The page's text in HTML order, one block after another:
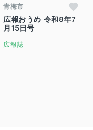
青梅市
広報おうめ 令和8年7
月15日号
広報誌